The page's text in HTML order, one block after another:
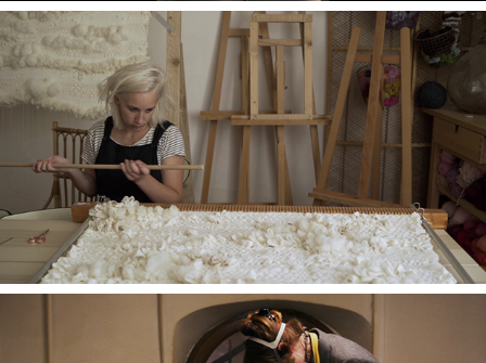
Matière Première l’Atelier